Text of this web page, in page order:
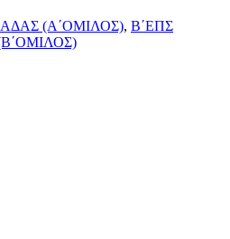
(Α΄ΟΜΙΛΟΣ), Β΄ΕΠΣ